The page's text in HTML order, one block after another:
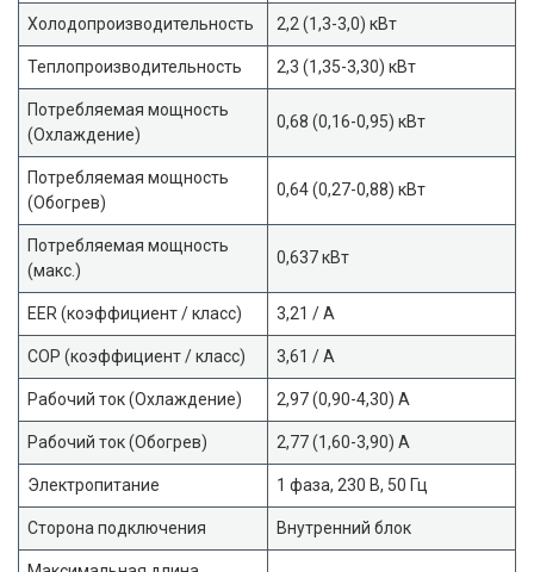
Холодопроизводительность 2,2 (1,3-3,0) кВт
Теплопроизводительность 2,3 (1,35-3,30) кВт
Потребляемая мощность
(Охлаждение)
0,68 (0,16-0,95) кВт
Потребляемая мощность
(Обогрев)
0,64 (0,27-0,88) кВт
Потребляемая мощность
(макс.)
0,637 кВт
EER (коэффициент / класс) 3,21 / A
COP (коэффициент / класс) 3,61 / A
Рабочий ток (Охлаждение) 2,97 (0,90-4,30) A
Рабочий ток (Обогрев) 2,77 (1,60-3,90) А
Электропитание 1 фаза, 230 В, 50 Гц
Сторона подключения Внутренний блок